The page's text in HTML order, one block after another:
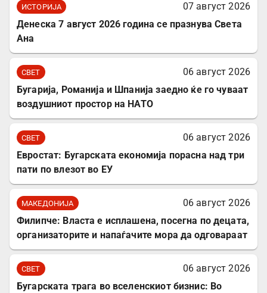
ИСТОРИЈА
07 август 2026
Денеска 7 август 2026 година се празнува Света
Ана
СВЕТ
06 август 2026
Бугарија, Романија и Шпанија заедно ќе го чуваат
воздушниот простор на НАТО
СВЕТ
06 август 2026
Евростат: Бугарската економија порасна над три
пати по влезот во ЕУ
МАКЕДОНИЈА
06 август 2026
Филипче: Власта е исплашена, посегна по децата,
организаторите и напаѓачите мора да одговараат
СВЕТ
06 август 2026
Бугарската трага во вселенскиот бизнис: Во